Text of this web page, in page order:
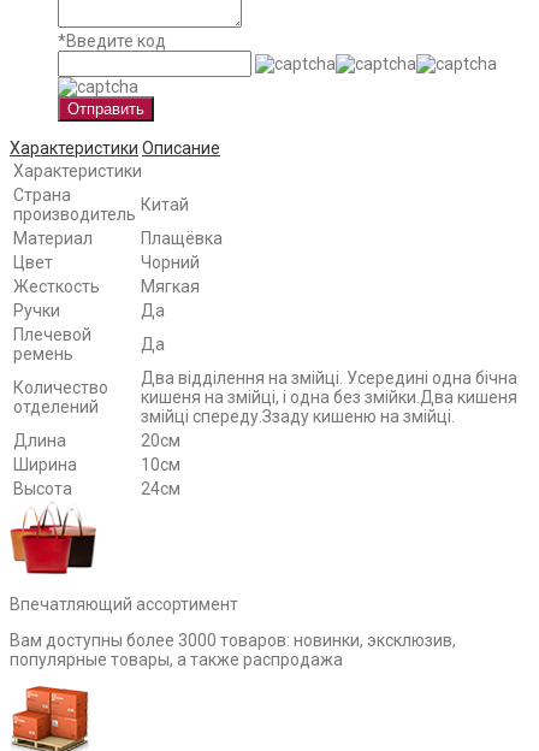
*Введите код
Отправить
Характеристики Описание
Характеристики
Страна
производитель Китай
Материал
Плащёвка
Цвет
Чорний
Жесткость
Мягкая
Ручки
Да
Плечевой
ремень
Да
Количество
отделений
Два відділення на змійці. Усередині одна бічна
кишеня на змійці, і одна без змійки.Два кишеня
змійці спереду.Ззаду кишеню на змійці.
Длина
20см
Ширина
10см
Высота
24см
Впечатляющий ассортимент
Вам доступны более 3000 товаров: новинки, эксклюзив,
популярные товары, а также распродажа